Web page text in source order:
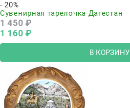
- 20%
Сувенирная тарелочка Дагестан
1 450 ₽
1 160 ₽
В КОРЗИНУ